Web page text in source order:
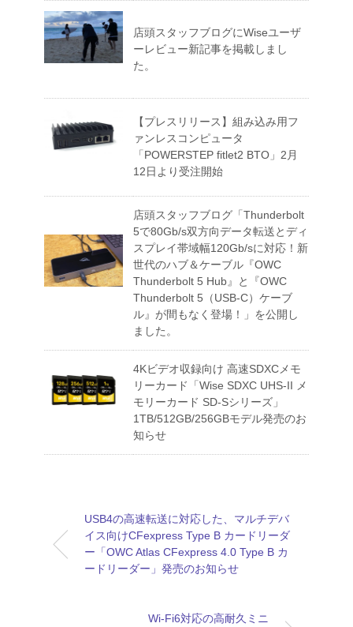
店頭スタッフブログにWiseユーザ
ーレビュー新記事を掲載しまし
た。
【プレスリリース】組み込み用フ
ァンレスコンピュータ
「POWERSTEP fitlet2 BTO」2月
12日より受注開始
店頭スタッフブログ「Thunderbolt
5で80Gb/s双方向データ転送とディ
スプレイ帯域幅120Gb/sに対応！新
世代のハブ＆ケーブル『OWC
Thunderbolt 5 Hub』と『OWC
Thunderbolt 5（USB-C）ケーブ
ル』が間もなく登場！」を公開し
ました。
4Kビデオ収録向け 高速SDXCメモ
リーカード「Wise SDXC UHS-II メ
モリーカード SD-Sシリーズ」
1TB/512GB/256GBモデル発売のお
知らせ
USB4の高速転送に対応した、マルチデバ
イス向けCFexpress Type B カードリーダ
ー「OWC Atlas CFexpress 4.0 Type B カ
ードリーダー」発売のお知らせ
Wi-Fi6対応の高耐久ミニ